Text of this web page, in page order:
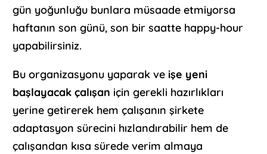
gün yoğunluğu bunlara müsaade etmiyorsa
haftanın son günü, son bir saatte happy-hour
yapabilirsiniz.
Bu organizasyonu yaparak ve işe yeni
başlayacak çalışan için gerekli hazırlıkları
yerine getirerek hem çalışanın şirkete
adaptasyon sürecini hızlandırabilir hem de
çalışandan kısa sürede verim almaya